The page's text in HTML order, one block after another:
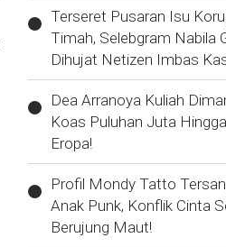
Terseret Pusaran Isu
Timah, Selebgram Nabila
Dihujat Netizen Imbas
Dea Arranoya Kuliah
Koas Puluhan Juta
Eropa!
Profil Mondy Tatto
Anak Punk, Konflik Cinta
Berujung Maut!